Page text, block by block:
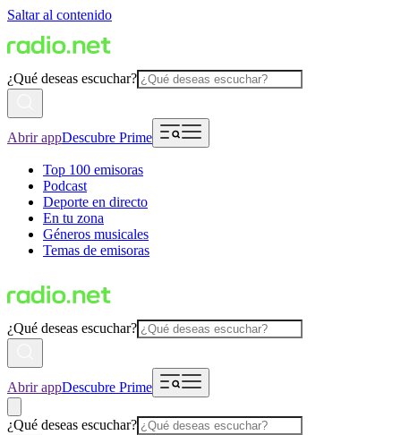
Saltar al contenido
¿Qué deseas escuchar?
Abrir appDescubre Prime
Top 100 emisoras
Podcast
Deporte en directo
En tu zona
Géneros musicales
Temas de emisoras
¿Qué deseas escuchar?
Abrir appDescubre Prime
¿Qué deseas escuchar?